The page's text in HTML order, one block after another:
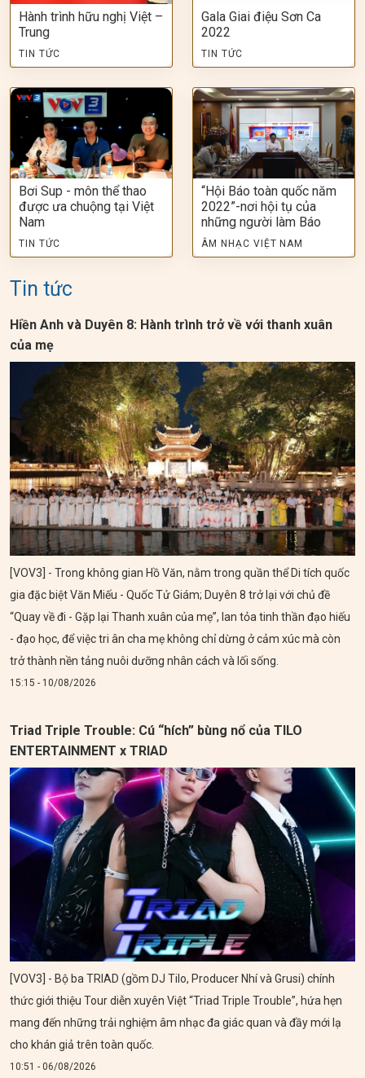
Hành trình hữu nghị Việt –
Trung
TIN TỨC
Gala Giai điệu Sơn Ca
2022
TIN TỨC
Bơi Sup - môn thể thao
được ưa chuộng tại Việt
Nam
TIN TỨC
“Hội Báo toàn quốc năm
2022”-nơi hội tụ của
những người làm Báo
ÂM NHẠC VIỆT NAM
Tin tức
Hiền Anh và Duyên 8: Hành trình trở về với thanh xuân
của mẹ
[VOV3] - Trong không gian Hồ Văn, nằm trong quần thể Di tích quốc
gia đặc biệt Văn Miếu - Quốc Tử Giám; Duyên 8 trở lại với chủ đề
“Quay về đi - Gặp lại Thanh xuân của mẹ”, lan tỏa tinh thần đạo hiếu
- đạo học, để việc tri ân cha mẹ không chỉ dừng ở cảm xúc mà còn
trở thành nền tảng nuôi dưỡng nhân cách và lối sống.
15:15 - 10/08/2026
Triad Triple Trouble: Cú “hích” bùng nổ của TILO
ENTERTAINMENT x TRIAD
[VOV3] - Bộ ba TRIAD (gồm DJ Tilo, Producer Nhí và Grusi) chính
thức giới thiệu Tour diễn xuyên Việt “Triad Triple Trouble”, hứa hẹn
mang đến những trải nghiệm âm nhạc đa giác quan và đầy mới lạ
cho khán giả trên toàn quốc.
10:51 - 06/08/2026